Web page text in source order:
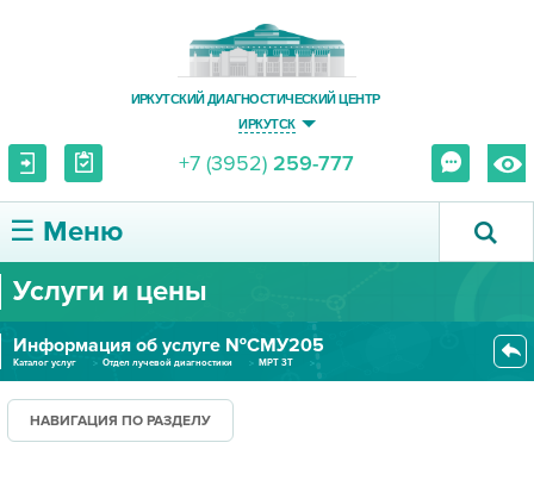
ИРКУТСКИЙ ДИАГНОСТИЧЕСКИЙ ЦЕНТР
ИРКУТСК
+7 (3952) 259-777
☰ Меню
О ЦЕНТРЕ
УСЛУГИ И ЦЕНЫ
ПАЦИЕНТУ
Услуги и цены
Информация об услуге №СМУ205
Каталог услуг Отдел лучевой диагностики
МРТ 3Т
НАВИГАЦИЯ ПО РАЗДЕЛУ